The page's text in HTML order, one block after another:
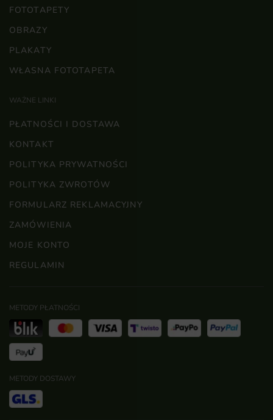
FOTOTAPETY
OBRAZY
PLAKATY
WŁASNA FOTOTAPETA
WAŻNE LINKI
PŁATNOŚCI I DOSTAWA
KONTAKT
POLITYKA PRYWATNOŚCI
POLITYKA ZWROTÓW
FORMULARZ REKLAMACYJNY
ZAMÓWIENIA
MOJE KONTO
REGULAMIN
METODY PŁATNOŚCI
METODY DOSTAWY